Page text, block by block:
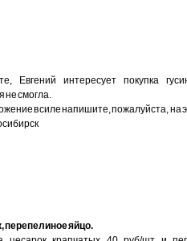
Евгений интересует покупка
не смогла.
в силе напишите, пожалуйста, на
перепелиное яйцо.